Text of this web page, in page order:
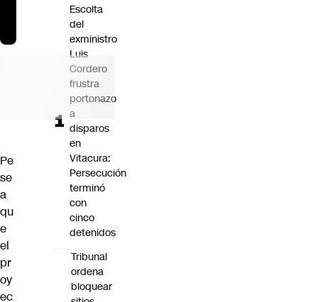
Pe
se
a
qu
e
el
pr
oy
ec
Escolta
del
exministro
Luis
Cordero
frustra
portonazo
a
disparos
en
Vitacura:
Persecución
terminó
con
cinco
detenidos
Tribunal
ordena
bloquear